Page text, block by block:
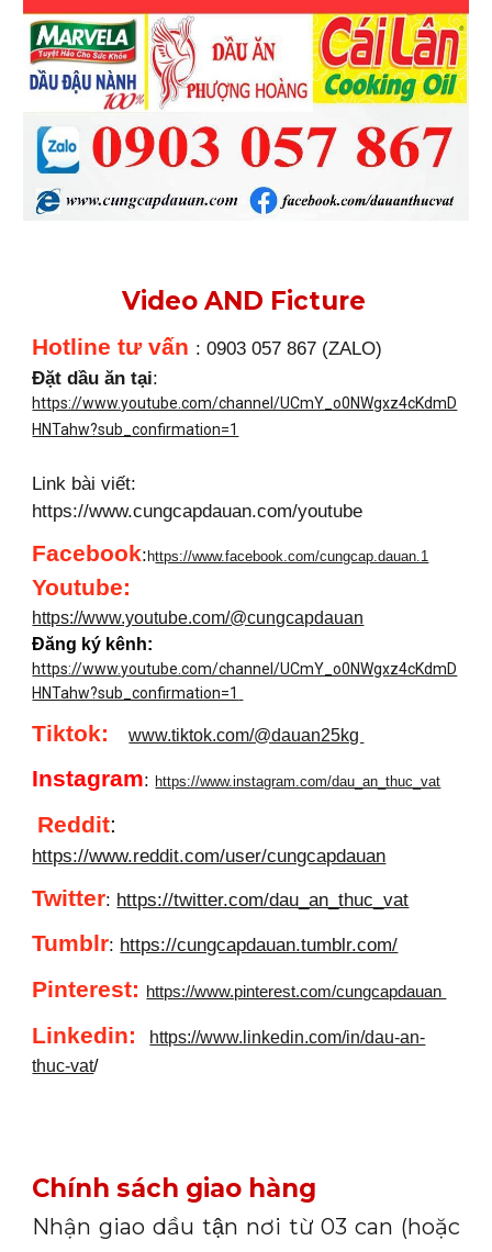
Video AND Ficture
Hotline tư vấn : 0903 057 867 (ZALO)
Đặt dầu ăn tại:
https://www.youtube.com/channel/UCmY_o0NWgxz4cKdmD
HNTahw?sub_confirmation=1
Link bài viết:
https://www.cungcapdauan.com/youtube
Facebook: https://www.facebook.com/cungcap.dauan.1
Youtube:
https://www.youtube.com/@cungcapdauan
Đăng ký kênh:
https://www.youtube.com/channel/UCmY_o0NWgxz4cKdmD
HNTahw?sub_confirmation=1
Tiktok:www.tiktok.com/@dauan25kg
Instagram: https://www.instagram.com/dau_an_thuc_vat
Reddit:
https://www.reddit.com/user/cungcapdauan
Twitter: https://twitter.com/dau_an_thuc_vat
Tumblr: https://cungcapdauan.tumblr.com/
Pinterest: https://www.pinterest.com/cungcapdauan
Linkedin:
https://www.linkedin.com/in/dau-an-
thuc-vat/
Chính sách giao hàng
Nhận giao dầu tận nơi từ 03 can (hoặc